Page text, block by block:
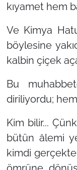
kıyamet hem
Ve Kimya
böylesine
kalbin çiçek
Bu
diriliyordu;
Kim bilir...
bütün âlemi
kimdi